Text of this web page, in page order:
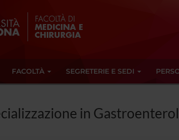
FACOLTÀ SEGRETERIE E SEDI
in